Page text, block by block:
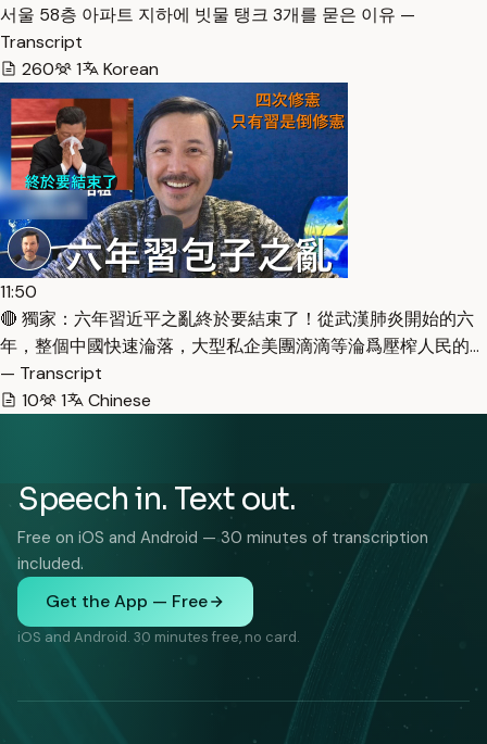
서울 58층 아파트 지하에 빗물 탱크 3개를 묻은 이유 —
Transcript
260
1 Korean
11:50
🔴 獨家：六年習近平之亂終於要結束了！從武漢肺炎開始的六
年，整個中國快速淪落，大型私企美團滴滴等淪爲壓榨人民的…
— Transcript
10
1 Chinese
Speech in. Text out.
Free on iOS and Android — 30 minutes of transcription
included.
Get the App — Free
iOS and Android. 30 minutes free, no card.